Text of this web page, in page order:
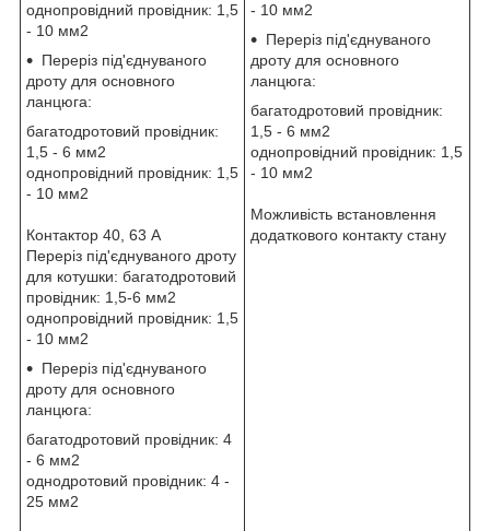
однопровідний провідник: 1,5
- 10 мм2
Переріз під'єднуваного
дроту для основного
ланцюга:
багатодротовий провідник:
1,5 - 6 мм2
однопровідний провідник: 1,5
- 10 мм2
Контактор 40, 63 А
Переріз під'єднуваного дроту
для котушки: багатодротовий
провідник: 1,5-6 мм2
однопровідний провідник: 1,5
- 10 мм2
Переріз під'єднуваного
дроту для основного
ланцюга:
багатодротовий провідник: 4
- 6 мм2
однодротовий провідник: 4 -
25 мм2
- 10 мм2
Переріз під'єднуваного
дроту для основного
ланцюга:
багатодротовий провідник:
1,5 - 6 мм2
однопровідний провідник: 1,5
- 10 мм2
Можливість встановлення
додаткового контакту стану